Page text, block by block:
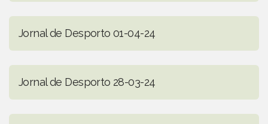
Jornal de Desporto 01-04-24
Jornal de Desporto 28-03-24